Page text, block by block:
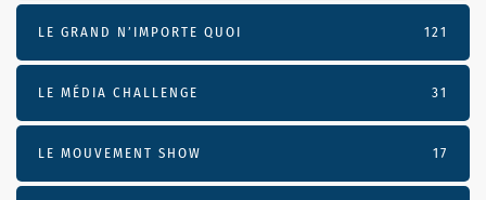
LE GRAND N’IMPORTE QUOI 121
LE MÉDIA CHALLENGE 31
LE MOUVEMENT SHOW 17